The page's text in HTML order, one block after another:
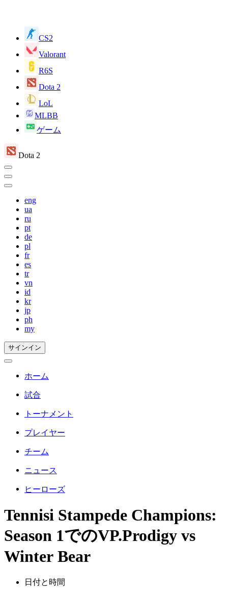
CS2
Valorant
R6S
Dota 2
LoL
MLBB
ゲーム
Dota 2
eng
ua
ru
pt
de
pl
fr
es
tr
vn
id
kr
jp
ph
my
サインイン
ホーム
試合
トーナメント
プレイヤー
チーム
ニュース
ヒーローズ
Tennisi Stampede Champions:
Season 1でのVP.Prodigy vs
Winter Bear
日付と時間